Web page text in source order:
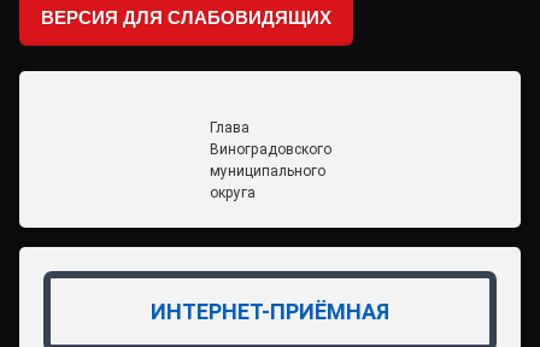
ВЕРСИЯ ДЛЯ СЛАБОВИДЯЩИХ
Глава
Виноградовского
муниципального
округа
ИНТЕРНЕТ-ПРИЁМНАЯ